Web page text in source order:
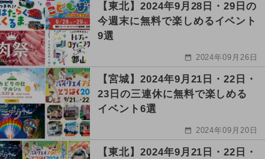
【東北】2024年9月28日・29日の
今週末に無料で楽しめるイベント
9選
2024年09月26日
【宮城】2024年9月21日・22日・
23日の三連休に無料で楽しめる
イベント6選
2024年09月20日
【東北】2024年9月21日・22日・